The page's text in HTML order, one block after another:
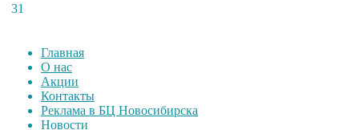
31
Главная
О нас
Акции
Контакты
Реклама в БЦ Новосибирска
Новости